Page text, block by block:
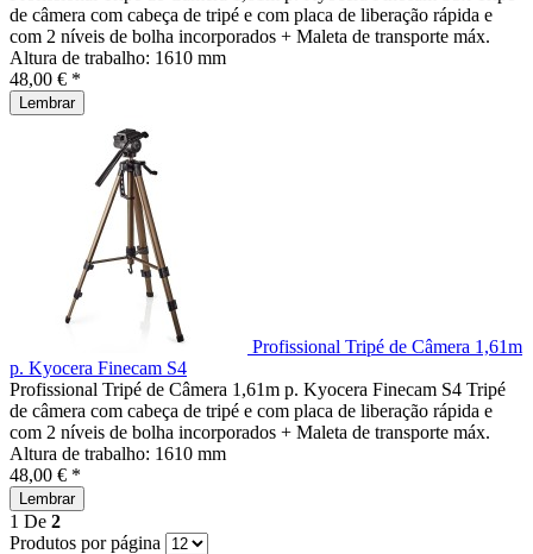
de câmera com cabeça de tripé e com placa de liberação rápida e
com 2 níveis de bolha incorporados + Maleta de transporte máx.
Altura de trabalho: 1610 mm
48,00 € *
Lembrar
Profissional Tripé de Câmera 1,61m
p. Kyocera Finecam S4
Profissional Tripé de Câmera 1,61m p. Kyocera Finecam S4 Tripé
de câmera com cabeça de tripé e com placa de liberação rápida e
com 2 níveis de bolha incorporados + Maleta de transporte máx.
Altura de trabalho: 1610 mm
48,00 € *
Lembrar
1 De 2
Produtos por página